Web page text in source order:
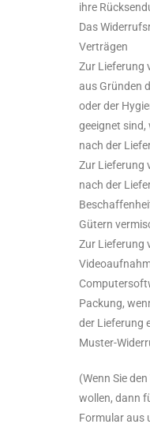
ihre
Das
Verträgen
Zur Lieferung
aus Gründen
oder der
geeignet sind,
nach der
Zur Lieferung
nach der
Gütern
Zur Lieferung
Packung,
der Lieferung
Muster-
(Wenn Sie
wollen, dann
Formular aus